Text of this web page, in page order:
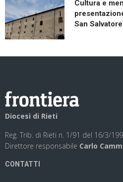
Cultura e
San
Diocesi di Rieti
Reg. Trib. di Rieti n. 1/91 del 16/3/
Direttore responsabile Carlo
CONTATTI